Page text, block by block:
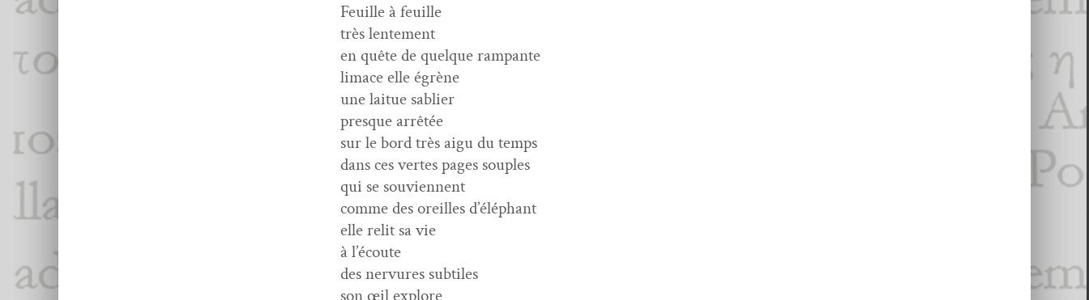
Feuille à feuille
très lentement
en quête de quelque rampante
limace elle égrène
une laitue sablier
presque arrêtée
sur le bord très aigu du temps
dans ces vertes pages souples
qui se souviennent
comme des oreilles d’éléphant
elle relit sa vie
à l’écoute
des nervures subtiles
son œil explore